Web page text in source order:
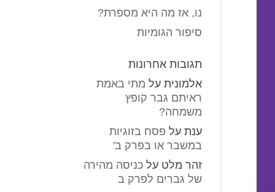
נו, אז מה היא מספרת?
סיפור הגומיות
תגובות אחרונות
אלמונית על מתי באמת
ראיתם גבר קופץ
משמחה?
ענת על פסח בזוגיות
במשבר או בפרק ב'
זהר מלט עלכניסה מהירה
של גברים לפרק ב